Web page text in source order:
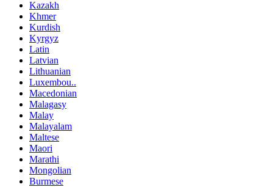
Kazakh
Khmer
Kurdish
Kyrgyz
Latin
Latvian
Lithuanian
Luxembou..
Macedonian
Malagasy
Malay
Malayalam
Maltese
Maori
Marathi
Mongolian
Burmese